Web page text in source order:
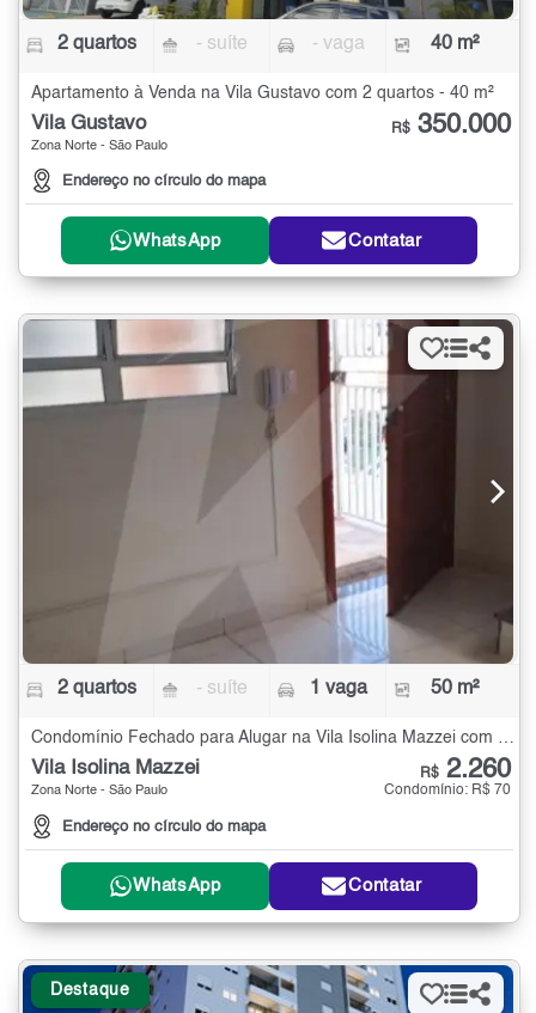
2 quartos - suíte - vaga 40 m²
Apartamento à Venda na Vila Gustavo com 2 quartos - 40 m²
Vila Gustavo
Zona Norte - São Paulo
Endereço no círculo do mapa
R$ 350.000
WhatsApp Contatar
2 quartos - suíte 1 vaga 50 m²
Condomínio Fechado para Alugar na Vila Isolina Mazzei com 2 quartos - 50 m²
Vila Isolina Mazzei
Zona Norte - São Paulo
Endereço no círculo do mapa
R$ 2.260
Condomínio: R$ 70
WhatsApp Contatar
Destaque